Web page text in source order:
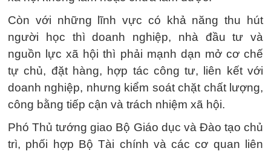
Còn với những lĩnh vực có khả năng thu hút
người học thì doanh nghiệp, nhà đầu tư và
nguồn lực xã hội thì phải mạnh dạn mở cơ chế
tự chủ, đặt hàng, hợp tác công tư, liên kết với
doanh nghiệp, nhưng kiểm soát chặt chất lượng,
công bằng tiếp cận và trách nhiệm xã hội.
Phó Thủ tướng giao Bộ Giáo dục và Đào tạo chủ
trì, phối hợp Bộ Tài chính và các cơ quan liên